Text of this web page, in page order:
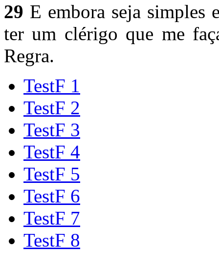
29 E embora seja simples
ter um clérigo que me
Regra.
TestF 1
TestF 2
TestF 3
TestF 4
TestF 5
TestF 6
TestF 7
TestF 8